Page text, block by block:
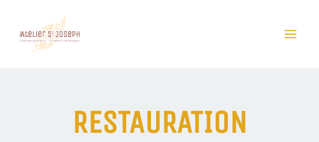
content
RESTAURATION